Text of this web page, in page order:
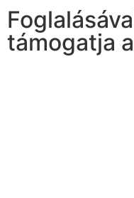
támogatja